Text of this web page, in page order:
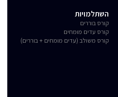
השתלמויות
קורס בוררים
קורס עדים מומחים
קורס משולב (עדים מומחים + בוררים)